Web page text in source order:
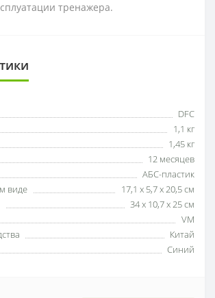
тренажера.
DFC
1,1 кг
1,45 кг
12 месяцев
АБС-пластик
виде
17,1 х 5,7 х 20,5 см
34 х 10,7 х 25 см
VM
Китай
Синий